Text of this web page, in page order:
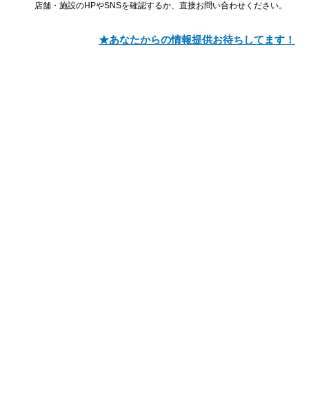
店舗・施設のHPやSNSを確認するか、直接お問い合わせください。
★あなたからの情報提供お待ちしてます！